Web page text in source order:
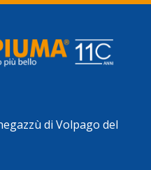
di Volpago del